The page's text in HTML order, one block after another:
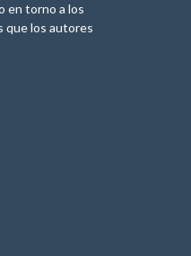
en torno a los
que los autores